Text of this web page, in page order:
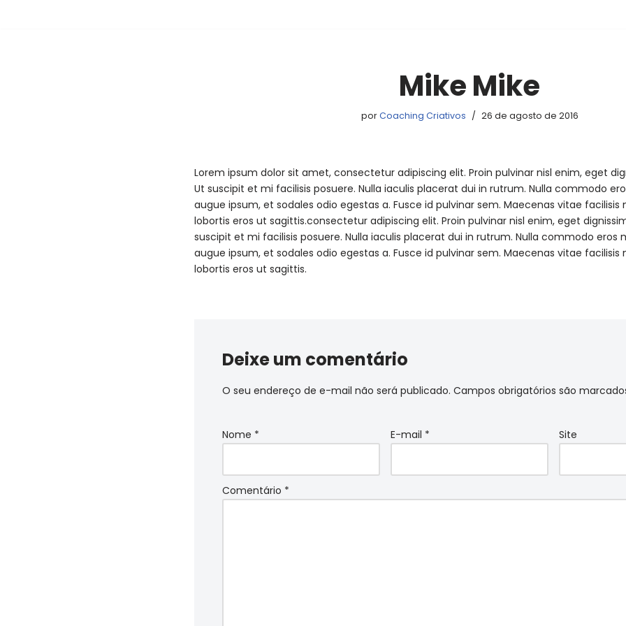
Mike Mike
porCoaching Criativos 26 de agosto de 2016
Lorem ipsum dolor sit amet, consectetur adipiscing elit. Proin pulvinar nisl enim, eget
Ut suscipit et mi facilisis posuere. Nulla iaculis placerat dui in rutrum. Nulla commodo
augue ipsum, et sodales odio egestas a. Fusce id pulvinar sem. Maecenas vitae facilisis
lobortis eros ut sagittis.consectetur adipiscing elit. Proin pulvinar nisl enim, eget
suscipit et mi facilisis posuere. Nulla iaculis placerat dui in rutrum. Nulla commodo eros
augue ipsum, et sodales odio egestas a. Fusce id pulvinar sem. Maecenas vitae facilisis
lobortis eros ut sagittis.
Deixe um comentário
O seu endereço de e-mail não será publicado. Campos obrigatórios são
Nome * E-mail * Site
Comentário *